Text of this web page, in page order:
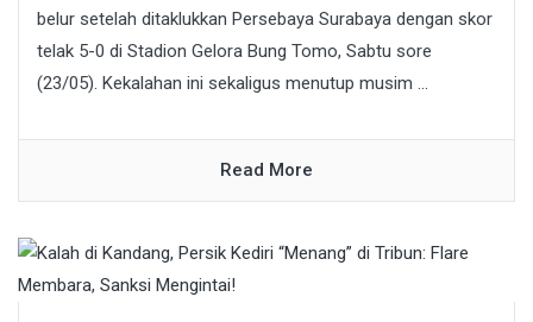
belur setelah ditaklukkan Persebaya Surabaya dengan skor
telak 5-0 di Stadion Gelora Bung Tomo, Sabtu sore
(23/05). Kekalahan ini sekaligus menutup musim ...
Read More